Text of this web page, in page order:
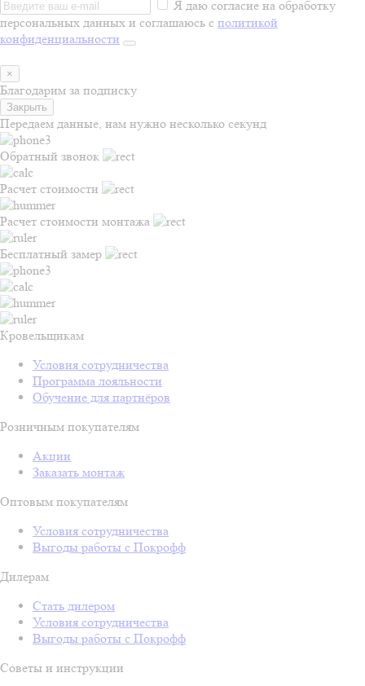
Я даю согласие на обработку
персональных данных и соглашаюсь с политикой
конфиденциальности
×
Благодарим за подписку
Закрыть
Передаем данные, нам нужно несколько секунд
Обратный звонок
Расчет стоимости
Расчет стоимости монтажа
Бесплатный замер
Кровельщикам
Условия сотрудничества
Программа лояльности
Обучение для партнёров
Розничным покупателям
Акции
Заказать монтаж
Оптовым покупателям
Условия сотрудничества
Выгоды работы с Покрофф
Дилерам
Стать дилером
Условия сотрудничества
Выгоды работы с Покрофф
Советы и инструкции